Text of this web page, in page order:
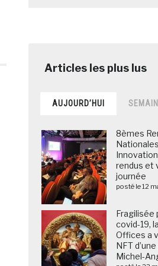
AUJOURD’HUI
8èmes
rendus et
journée
posté le 12
Fragilisée
covid-19,
Offices a
NFT
Michel-